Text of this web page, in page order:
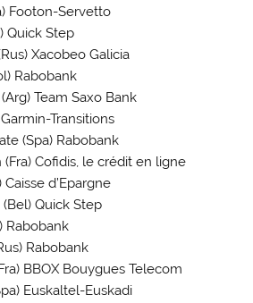
Footon-Servetto
Quick Step
Xacobeo Galicia
Rabobank
Team Saxo Bank
Transitions
(Spa) Rabobank
(Fra) Cofidis, le crédit en ligne
d’Epargne
Quick Step
Rabobank
Rabobank
BBOX Bouygues Telecom
Euskaltel-Euskadi